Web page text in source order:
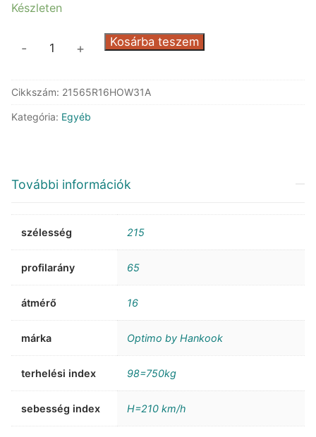
Készleten
OW31A
mennyiség
- + Kosárba teszem
Cikkszám: 21565R16HOW31A
Kategória: Egyéb
További információk
szélesség 215
profilarány 65
átmérő 16
márka Optimo by Hankook
terhelési index 98=750kg
sebesség index H=210 km/h